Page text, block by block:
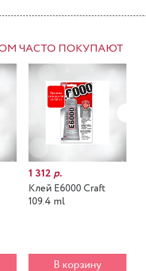
ЧАСТО ПОКУПАЮТ
1 312р.
Клей E6000 Craft
109.4 ml
В корзину